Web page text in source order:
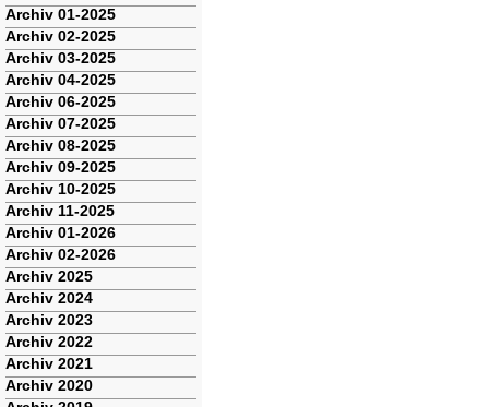
Navigation
überspringen
Archiv 01-2025
Archiv 02-2025
Archiv 03-2025
Archiv 04-2025
Archiv 06-2025
Archiv 07-2025
Archiv 08-2025
Archiv 09-2025
Archiv 10-2025
Archiv 11-2025
Archiv 01-2026
Archiv 02-2026
Archiv 2025
Archiv 2024
Archiv 2023
Archiv 2022
Archiv 2021
Archiv 2020